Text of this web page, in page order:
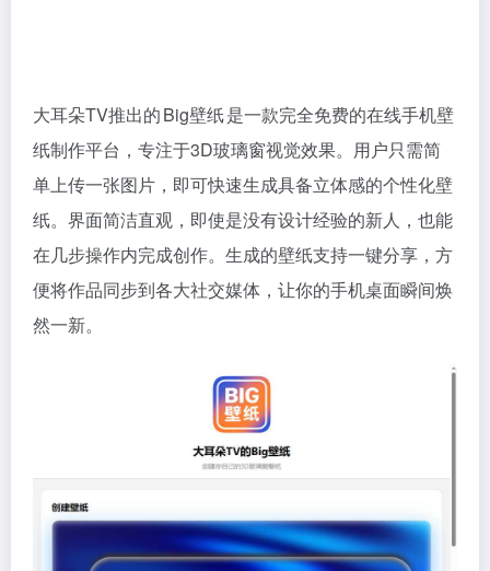
大耳朵TV推出的 Big壁纸 是一款完全免费的在线手机壁
纸制作平台，专注于3D玻璃窗视觉效果。用户只需简
单上传一张图片，即可快速生成具备立体感的个性化壁
纸。界面简洁直观，即使是没有设计经验的新人，也能
在几步操作内完成创作。生成的壁纸支持一键分享，方
便将作品同步到各大社交媒体，让你的手机桌面瞬间焕
然一新。